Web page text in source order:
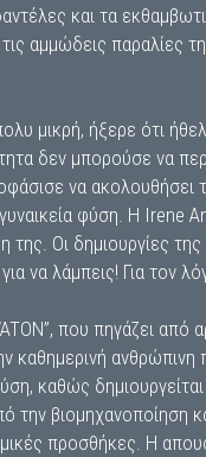
και τα
τις αμμώδεις
μικρή, ήξερε ότι
δεν μπορούσε να
να ακολουθήσει
φύση. Η Ιrene
της. Οι δημιουργίες
να λάμπεις! Για τον
που πηγάζει
καθημερινή
καθώς
την
προσθήκες. Η